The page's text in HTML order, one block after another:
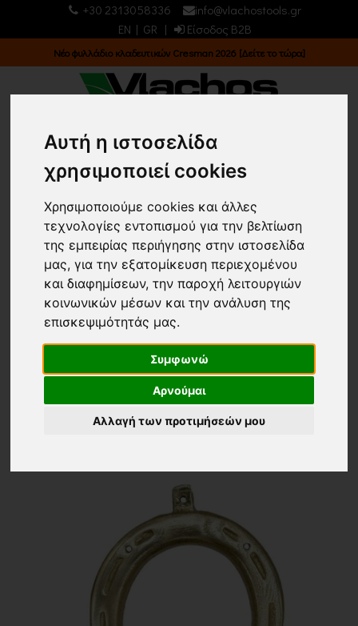
Αυτή η ιστοσελίδα
χρησιμοποιεί cookies
Χρησιμοποιούμε cookies και άλλες
τεχνολογίες εντοπισμού για την βελτίωση
της εμπειρίας περιήγησης στην ιστοσελίδα
μας, για την εξατομίκευση περιεχομένου
και διαφημίσεων, την παροχή λειτουργιών
κοινωνικών μέσων και την ανάλυση της
επισκεψιμότητάς μας.
Συμφωνώ
Αρνούμαι
Αλλαγή των προτιμήσεών μου
+30 2313058336
info@vlachostools.gr
EN | GR | Είσοδος B2B
Νέο φυλλάδιο κλαδευτικών Cresman 2026 [Δείτε το τώρα]
0 0
ΕΙΔΗ PET &
ΚΤΗΝΟΤΡΟΦΙΑΣ/
ΔΙΑΚΟΣΜΗΤΙΚΑ
Κεντρική σελίδα
ΕΙΔΗ PET & ΚΤΗΝΟΤΡΟΦΙΑΣ
ΔΙΑΚΟΣΜΗΤΙΚΑ(4)
Ταξινόμηση
24 ΠΡΟΙΟΝΤΑ